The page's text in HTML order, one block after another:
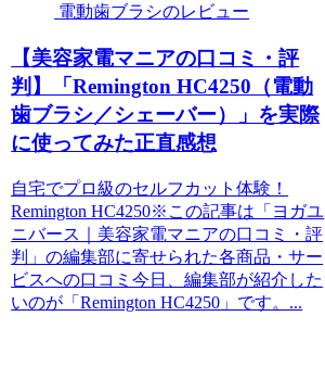
電動歯ブラシのレビュー
【美容家電マニアの口コミ・評
判】「Remington HC4250（電動
歯ブラシ／シェーバー）」を実際
に使ってみた正直感想
自宅でプロ級のセルフカット体験！
Remington HC4250※この記事は「ヨガユ
ニバース｜美容家電マニアの口コミ・評
判」の編集部に寄せられた各商品・サー
ビスへの口コミ今日、編集部が紹介した
いのが「Remington HC4250」です。...